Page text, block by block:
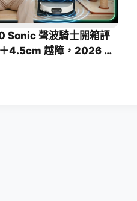
Sonic 聲波騎士開箱評
4.5cm 越障，2026 旗